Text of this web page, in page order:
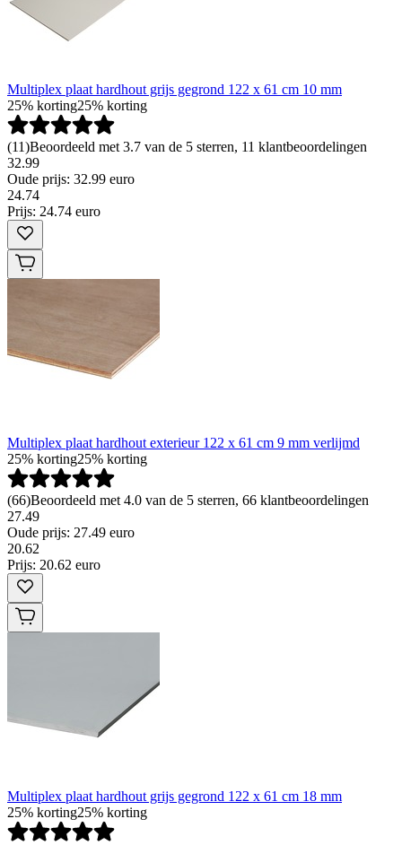
Multiplex plaat hardhout grijs gegrond 122 x 61 cm 10 mm
25% korting25% korting
(11)Beoordeeld met 3.7 van de 5 sterren, 11 klantbeoordelingen
32.99
Oude prijs: 32.99 euro
24.74
Prijs: 24.74 euro
Multiplex plaat hardhout exterieur 122 x 61 cm 9 mm verlijmd
25% korting25% korting
(66)Beoordeeld met 4.0 van de 5 sterren, 66 klantbeoordelingen
27.49
Oude prijs: 27.49 euro
20.62
Prijs: 20.62 euro
Multiplex plaat hardhout grijs gegrond 122 x 61 cm 18 mm
25% korting25% korting